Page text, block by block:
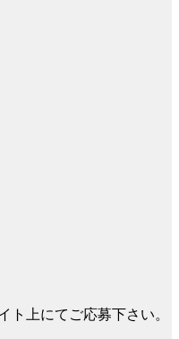
ト上にてご応募下さい。